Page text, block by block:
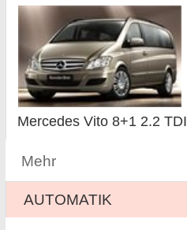
Mercedes Vito 8+1 2.2 TDI
Mehr
AUTOMATIK